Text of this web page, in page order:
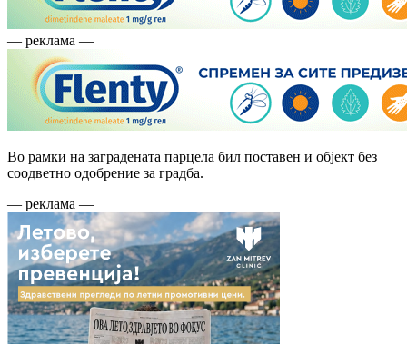
— реклама —
Во рамки на заградената парцела бил поставен и објект без
соодветно одобрение за градба.
— реклама —